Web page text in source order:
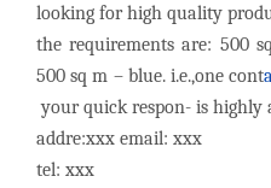
looking for high quality
the requirements are: 500
500 sq m – blue. i.e.,one cont
your quick respon- is highly
addre:xxx email: xxx
tel: xxx